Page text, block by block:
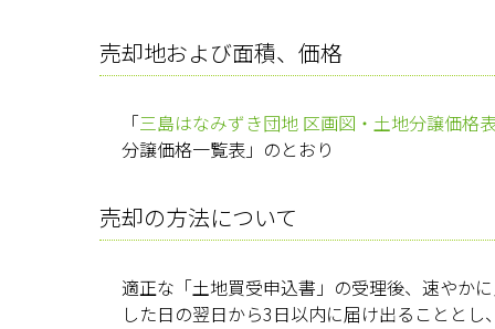
売却地および面積、価格
「三島はなみずき団地 区画図・土地分譲価格
分譲価格一覧表」のとおり
売却の方法について
適正な「土地買受申込書」の受理後、速やか
した日の翌日から3日以内に届け出ることと